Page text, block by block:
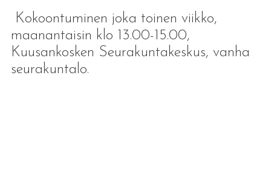
Kokoontuminen joka toinen viikko,
maanantaisin klo 13.00-15.00,
Kuusankosken Seurakuntakeskus, vanha
seurakuntalo.